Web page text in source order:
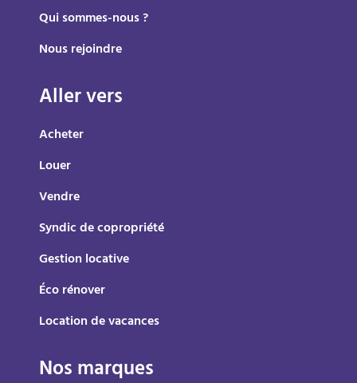
Qui sommes-nous ?
Nous rejoindre
Aller vers
Acheter
Louer
Vendre
Syndic de copropriété
Gestion locative
Éco rénover
Location de vacances
Nos marques